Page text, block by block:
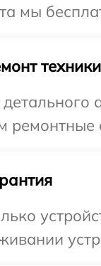
мы
техники
ремонтные